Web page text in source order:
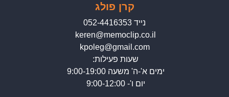
קרן פולג
נייד 052-4416353
keren@memoclip.co.il
kpoleg@gmail.com
שעות פעילות:
ימים א'-ה' משעה 9:00-19:00
יום ו'- 9:00-12:00